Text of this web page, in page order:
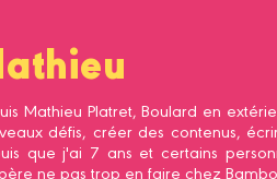
Mathieu Platret, Boulard en
défis, créer des contenus,
que j'ai 7 ans et certains
ne pas trop en faire chez